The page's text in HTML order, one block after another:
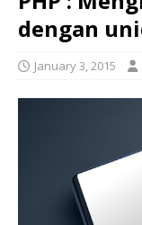
dengan
January 3, 2015